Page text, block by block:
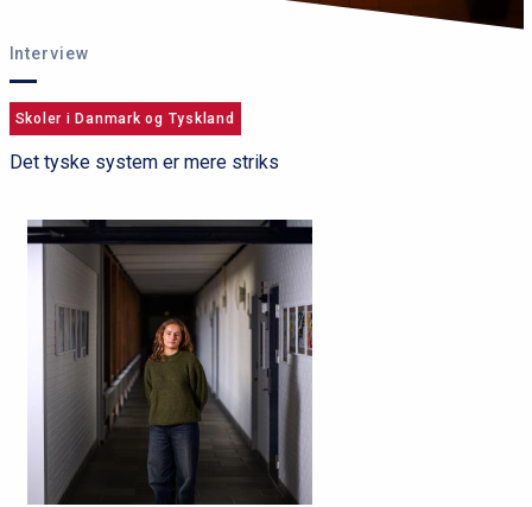
Interview
Skoler i Danmark og Tyskland
Det tyske system er mere striks